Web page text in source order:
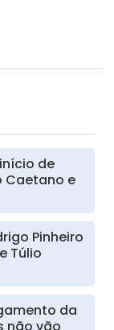
de
Caetano e
Pinheiro
Túlio
da
não vão